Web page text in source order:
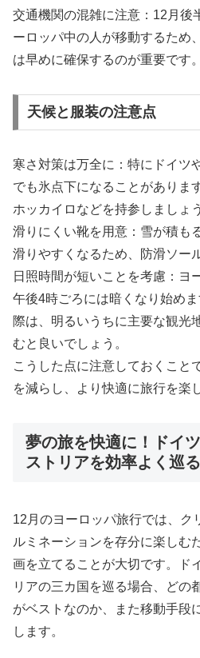
交通機関の混雑に注意：12月後
ーロッパ中の人が移動するため
は早めに確保するのが重要です。
天候と服装の注意点
寒さ対策は万全に：特にドイツ
でも氷点下になることがありま
ホッカイロなどを持参しましょう
滑りにくい靴を用意：雪が積も
滑りやすくなるため、防滑ソー
日照時間が短いことを考慮：ヨ
午後4時ごろには暗くなり始め
際は、明るいうちに主要な観光
むと良いでしょう。
こうした点に注意しておくこと
を減らし、より快適に旅行を楽
夢の旅を快適に！ドイ
ストリアを効率よく巡
12月のヨーロッパ旅行では、ク
ルミネーションを存分に楽しむ
画を立てることが大切です。ド
リアの三カ国を巡る場合、どの
がベストなのか、また移動手段
します。